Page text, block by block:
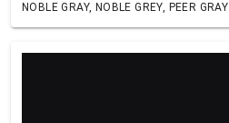
NOBLE GRAY, NOBLE GREY, PEER GRAY